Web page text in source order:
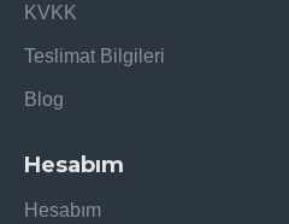
KVKK
Teslimat Bilgileri
Blog
Hesabım
Hesabım